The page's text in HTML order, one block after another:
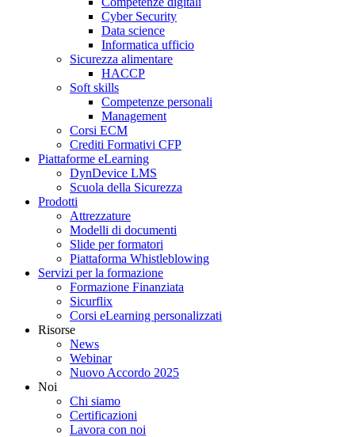
Cyber Security
Data science
Informatica ufficio
Sicurezza alimentare
HACCP
Soft skills
Competenze personali
Management
Corsi ECM
Crediti Formativi CFP
Piattaforme eLearning
DynDevice LMS
Scuola della Sicurezza
Prodotti
Attrezzature
Modelli di documenti
Slide per formatori
Piattaforma Whistleblowing
Servizi per la formazione
Formazione Finanziata
Sicurflix
Corsi eLearning personalizzati
Risorse
News
Webinar
Nuovo Accordo 2025
Noi
Chi siamo
Certificazioni
Lavora con noi